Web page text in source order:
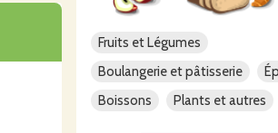
se
Fruits et Légumes
Boulangerie et pâtisserie
Boissons
Plants et autres